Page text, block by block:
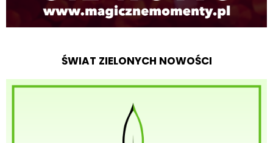
ŚWIAT ZIELONYCH NOWOŚCI